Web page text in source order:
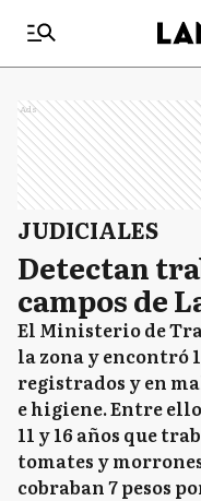
Ads
JUDICIALES
Detectan
campos de
El Ministerio de
la zona y encontró
registrados y en
e higiene. Entre
11 y 16 años que
tomates y
cobraban 7 pesos